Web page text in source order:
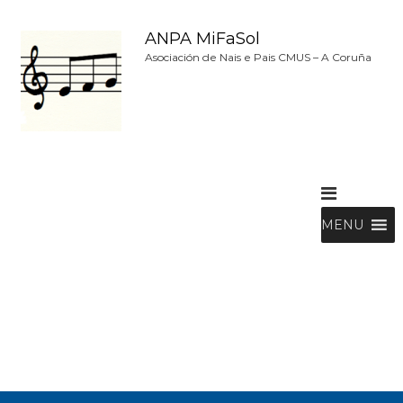
ANPA MiFaSol
Asociación de Nais e Pais CMUS – A Coruña
MENU